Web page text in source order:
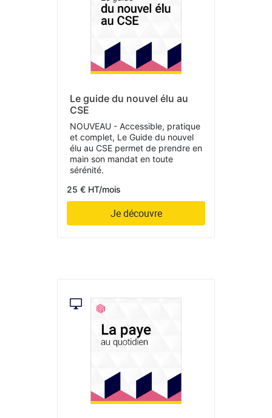
Le guide du nouvel élu au
CSE
NOUVEAU - Accessible, pratique
et complet, Le Guide du nouvel
élu au CSE permet de prendre en
main son mandat en toute
sérénité.
25 € HT/mois
Je découvre